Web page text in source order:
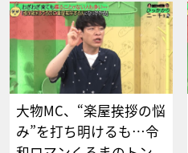
大物MC、“楽屋挨拶の悩
み”を打ち明けるも…令